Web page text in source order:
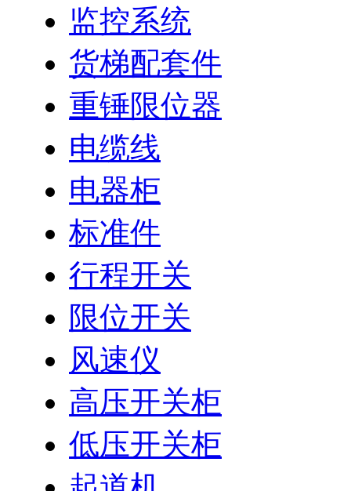
监控系统
货梯配套件
重锤限位器
电缆线
电器柜
标准件
行程开关
限位开关
风速仪
高压开关柜
低压开关柜